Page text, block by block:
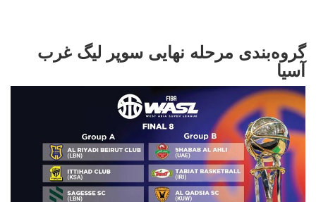
گروه‌بندی مرحله نهایی سوپر لیگ غرب
آسیا